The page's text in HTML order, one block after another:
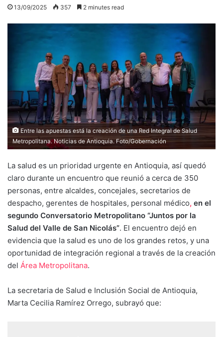
13/09/2025 357 2 minutes read
Entre las apuestas está la creación de una Red Integral de Salud
Metropolitana. Noticias de Antioquia. Foto/Gobernación
La salud es un prioridad urgente en Antioquia, así quedó
claro durante un encuentro que reunió a cerca de 350
personas, entre alcaldes, concejales, secretarios de
despacho, gerentes de hospitales, personal médico, en el
segundo Conversatorio Metropolitano “Juntos por la
Salud del Valle de San Nicolás”. El encuentro dejó en
evidencia que la salud es uno de los grandes retos, y una
oportunidad de integración regional a través de la creación
del Área Metropolitana.
La secretaria de Salud e Inclusión Social de Antioquia,
Marta Cecilia Ramírez Orrego, subrayó que: